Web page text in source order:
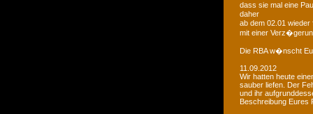
dass sie mal eine
daher
ab dem 02.01
mit einer
Die RBA w�nscht
11.09.2012
Wir hatten heute
sauber liefen. Der
und ihr
Beschreibung Eures